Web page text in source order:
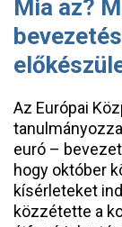
Mia az?
Az Európai
euró –
hogy október
kísérleteket
közzétette a